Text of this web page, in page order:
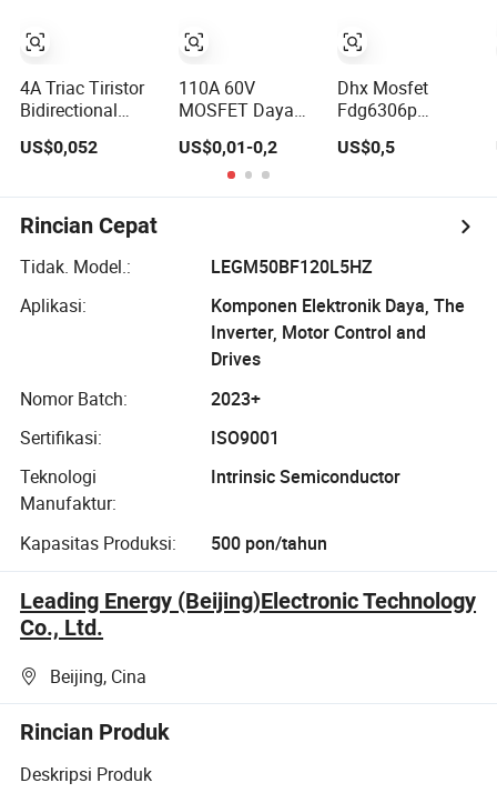
4A Triac Tiristor
Bidirectional
US$0,052
110A 60V
MOSFET Daya
Peningkatan
Saluran N
DH066N06E TO-
US$0,01-0,2
Dhx Mosfet
Fdg6306p
Fdg330p
Fdg328p Sot-363
US$0,5
Rincian Cepat
Tidak. Model.:
LEGM50BF120L5HZ
Aplikasi:
Komponen Elektronik Daya, The
Inverter, Motor Control and
Drives
Nomor Batch:
2023+
Sertifikasi:
ISO9001
Teknologi
Manufaktur:
Intrinsic Semiconductor
Kapasitas Produksi: 500 pon/tahun
Leading Energy (Beijing)Electronic Technology
Co., Ltd.
Beijing, Cina
Rincian Produk
Deskripsi Produk